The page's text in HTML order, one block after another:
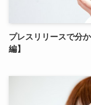
プレスリリースで分
編】